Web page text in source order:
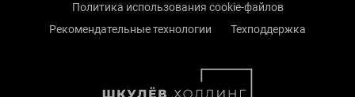
Политика использования cookie-файлов
Рекомендательные технологии
Техподдержка